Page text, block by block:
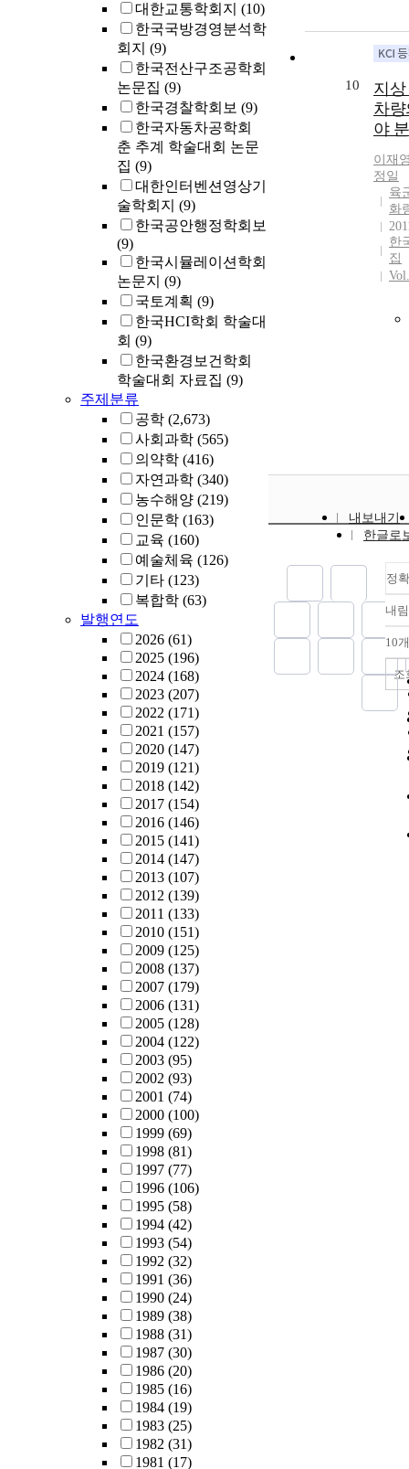
대한교통학회지 (10)
한국국방경영분석학
회지 (9)
한국전산구조공학회
논문집 (9)
한국경찰학회보 (9)
한국자동차공학회
춘 추계 학술대회 논문
집 (9)
대한인터벤션영상기
술학회지 (9)
한국공안행정학회보
(9)
한국시뮬레이션학회
논문지 (9)
국토계획 (9)
한국HCI학회 학술대
회 (9)
한국환경보건학회
학술대회 자료집 (9)
주제분류
공학 (2,673)
사회과학 (565)
의약학 (416)
자연과학 (340)
농수해양 (219)
인문학 (163)
교육 (160)
예술체육 (126)
기타 (123)
복합학 (63)
발행연도
2026 (61)
2025 (196)
2024 (168)
2023 (207)
2022 (171)
2021 (157)
2020 (147)
2019 (121)
2018 (142)
2017 (154)
2016 (146)
2015 (141)
2014 (147)
2013 (107)
2012 (139)
2011 (133)
2010 (151)
2009 (125)
2008 (137)
2007 (179)
2006 (131)
2005 (128)
2004 (122)
2003 (95)
2002 (93)
2001 (74)
2000 (100)
1999 (69)
1998 (81)
1997 (77)
1996 (106)
1995 (58)
1994 (42)
1993 (54)
1992 (32)
1991 (36)
1990 (24)
1989 (38)
1988 (31)
1987 (30)
1986 (20)
1985 (16)
1984 (19)
1983 (25)
1982 (31)
1981 (17)
skills
result
and
10
지
차
야
이재
정일
육
화
한
집
내보내기
한글로
정
내
10
조